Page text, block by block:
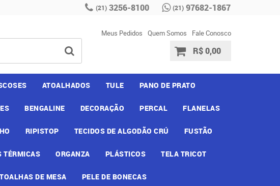
(21) 3256-8100 (21) 97682-1867
Meus Pedidos Quem Somos Fale Conosco
R$ 0,00
ATOALHADOS TULE PANO DE PRATO
BENGALINE DECORAÇÃO PERCAL FLANELAS
RIPISTOP TECIDOS DE ALGODÃO CRÚ FUSTÃO
TÉRMICAS ORGANZA PLÁSTICOS TELA TRICOT
TOALHAS DE MESA PELE DE BONECAS